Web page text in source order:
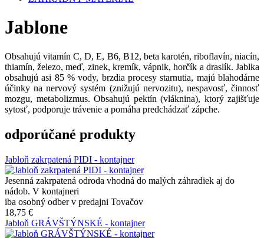
Jablone
Obsahujú vitamín C, D, E, B6, B12, beta karotén, riboflavín, niacín,
thiamín, železo, meď, zinek, kremík, vápnik, horčík a draslík. Jablka
obsahujú asi 85 % vody, brzdia procesy starnutia, majú blahodárne
účinky na nervový systém (znižujú nervozitu), nespavosť, činnosť
mozgu, metabolizmus. Obsahujú pektín (vláknina), ktorý zajišťuje
sytosť, podporuje trávenie a pomáha predchádzať zápche.
odporúčané produkty
Jabloň zakrpatená PIDI - kontajner
Jesenná zakrpatená odroda vhodná do malých záhradiek aj do
nádob. V kontajneri
iba osobný odber v predajni Tovačov
18,75 €
Jabloň GRÁVŠTÝNSKÉ - kontajner